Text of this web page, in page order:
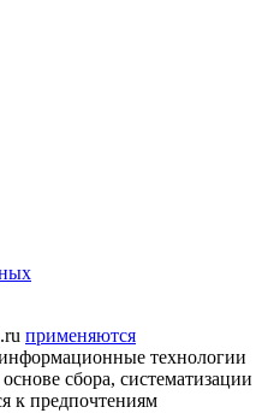
применяются
технологии
сбора, систематизации
к предпочтениям